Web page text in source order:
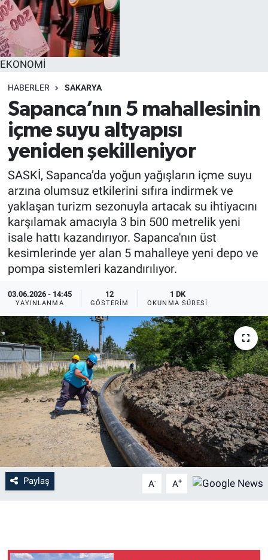
EKONOMİ
HABERLER SAKARYA
Sapanca’nın 5 mahallesinin
içme suyu altyapısı
yeniden şekilleniyor
SASKİ, Sapanca’da yoğun yağışların içme suyu
arzına olumsuz etkilerini sıfıra indirmek ve
yaklaşan turizm sezonuyla artacak su ihtiyacını
karşılamak amacıyla 3 bin 500 metrelik yeni
isale hattı kazandırıyor. Sapanca'nın üst
kesimlerinde yer alan 5 mahalleye yeni depo ve
pompa sistemleri kazandırılıyor.
03.06.2026 - 14:45
YAYINLANMA
12
GÖSTERIM
1 DK
OKUNMA SÜRESI
Paylaş A- A+
EĞİTİM
MAGAZİN
ÖZEL HABER
HALK54 PANORAMA